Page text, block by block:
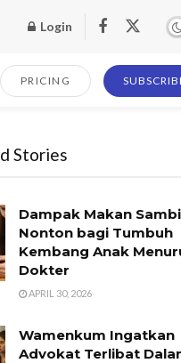
Login
PRICING
Stories
Dampak Makan
Nonton bagi Tumbuh
Kembang Anak
Dokter
APRIL 30, 2026
Wamenkum Ingatkan
Advokat Terlibat